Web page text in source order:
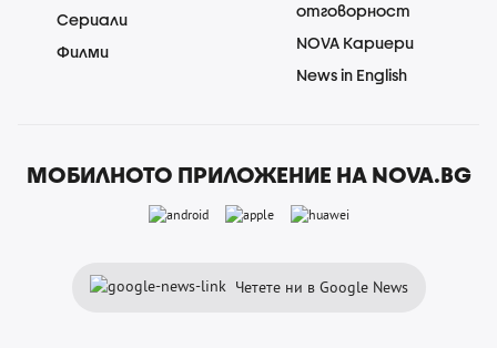
Сериали
Филми
отговорност
NOVA Кариери
News in English
МОБИЛНОТО ПРИЛОЖЕНИЕ НА NOVA.BG
Четете ни в Google News